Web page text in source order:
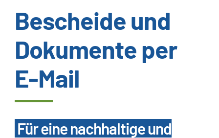
Wissenswertes
Kundenservice
SUCHE
NACH:
Bescheide und
Dokumente per
E-Mail
Für eine nachhaltige und